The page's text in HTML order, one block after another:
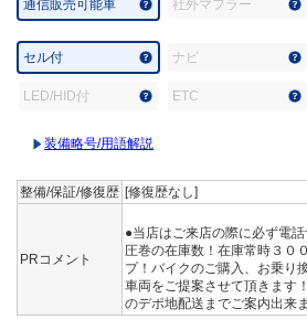
通信販売可能車 社外マフラー
セル付 ナビ
LED/HID付 ETC
装備略号/用語解説
整備/保証/修復歴 [修復歴なし]
PRコメント
●当店はご来店の際に必ず電
圧巻の在庫数！在庫常時３０
プ！バイクのご購入、お乗り
車両をご提案させて頂きます
のデポ地配送までご案内出来